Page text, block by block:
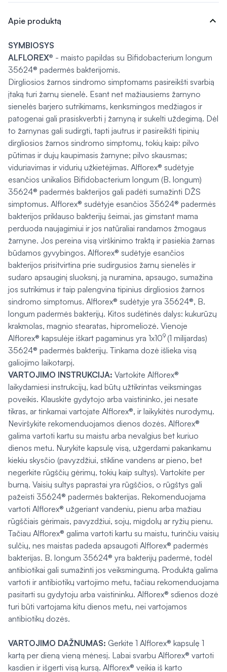
Apie produktą expand_more
SYMBIOSYS
ALFLOREX® - maisto papildas su Bifidobacterium longum
35624® padermės bakterijomis.
Dirgliosios žarnos sindromo simptomams pasireikšti svarbią
įtaką turi žarnų sienelė. Esant net mažiausiems žarnyno
sienelės barjero sutrikimams, kenksmingos medžiagos ir
patogenai gali prasiskverbti į žarnyną ir sukelti uždegimą. Dėl
to žarnynas gali sudirgti, tapti jautrus ir pasireikšti tipinių
dirgliosios žarnos sindromo simptomų, tokių kaip: pilvo
pūtimas ir dujų kaupimasis žarnyne; pilvo skausmas;
viduriavimas ir vidurių užkietėjimas. Alflorex® sudėtyje
esančios unikalios Biﬁdobacterium longum (B. longum)
35624® padermės bakterijos gali padėti sumažinti DŽS
simptomus. Alflorex® sudėtyje esančios 35624® padermės
bakterijos priklauso bakterijų šeimai, jas gimstant mama
perduoda naujagimiui ir jos natūraliai randamos žmogaus
žarnyne. Jos pereina visą virškinimo traktą ir pasiekia žarnas
būdamos gyvybingos. Alflorex® sudėtyje esančios
bakterijos prisitvirtina prie sudirgusios žarnų sienelės ir
sudaro apsauginį sluoksnį, ją nuramina, apsaugo, sumažina
jos sutrikimus ir taip palengvina tipinius dirgliosios žarnos
sindromo simptomus. Alflorex® sudėtyje yra 35624®, B.
longum padermės bakterijų. Kitos sudėtinės dalys: kukurūzų
krakmolas, magnio stearatas, hipromeliozė. Vienoje
Alflorex® kapsulėje iškart pagaminus yra 1x109 (1 milijardas)
35624® padermės bakterijų. Tinkama dozė išlieka visą
galiojimo laikotarpį.
VARTOJIMO INSTRUKCIJA: Vartokite Alflorex®
laikydamiesi instrukcijų, kad būtų užtikrintas veiksmingas
poveikis. Klauskite gydytojo arba vaistininko, jei nesate
tikras, ar tinkamai vartojate Alflorex®, ir laikykitės nurodymų.
Neviršykite rekomenduojamos dienos dozės. Alflorex®
galima vartoti kartu su maistu arba nevalgius bet kuriuo
dienos metu. Nurykite kapsulę visą, užgerdami pakankamu
kiekiu skysčio (pavyzdžiui, stikline vandens ar pieno, bet
negerkite rūgščių gėrimų, tokių kaip sultys). Vartokite per
burną. Vaisių sultys paprastai yra rūgščios, o rūgštys gali
pažeisti 35624® padermės bakterijas. Rekomenduojama
vartoti Alflorex® užgeriant vandeniu, pienu arba mažiau
rūgščiais gėrimais, pavyzdžiui, sojų, migdolų ar ryžių pienu.
Tačiau Alflorex® galima vartoti kartu su maistu, turinčiu vaisių
sulčių, nes maistas padeda apsaugoti Alflorex® padermės
bakterijas. B. longum 35624® yra bakterijų padermė, todėl
antibiotikai gali sumažinti jos veiksmingumą. Produktą galima
vartoti ir antibiotikų vartojimo metu, tačiau rekomenduojama
pasitarti su gydytoju arba vaistininku. Alflorex® sdienos dozė
turi būti vartojama kitu dienos metu, nei vartojamos
antibiotikų dozės.
VARTOJIMO DAŽNUMAS: Gerkite 1 Alflorex® kapsulę 1
kartą per dieną vieną mėnesį. Labai svarbu Alflorex® vartoti
kasdien ir išgerti visą kursą. Alflorex® veikia iš karto